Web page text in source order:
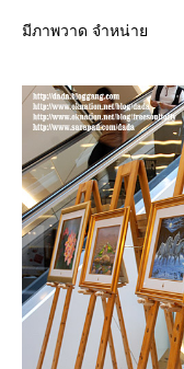
มีภาพวาด จำหน่า